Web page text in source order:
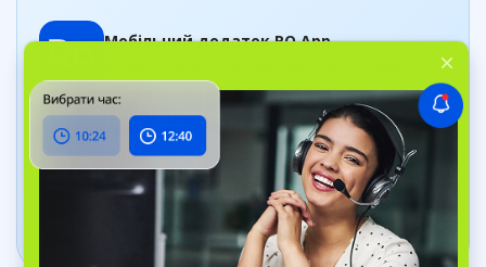
Мобільний додаток RO App
Додаток Дашборд
Відстежуйте стан бізнесу в реальному часі